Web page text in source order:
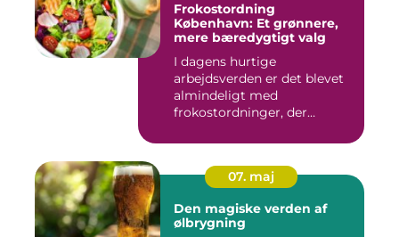
Frokostordning
København: Et grønnere,
mere bæredygtigt valg
I dagens hurtige
arbejdsverden er det blevet
almindeligt med
frokostordninger, der
07. maj
Den magiske verden af
ølbrygning